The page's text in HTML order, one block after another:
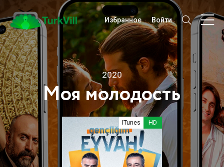
Избранное Войти
Моя молодость
ITunes HD
2020